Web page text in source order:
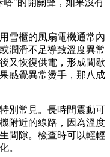
雪櫃的風扇電機通常內
潤滑不足導致溫度異常
又恢復供電，形成間歇
感覺異常燙手，那八成
別常見。長時間震動可
附近的線路，因為溫度
間隙。檢查時可以輕輕
。